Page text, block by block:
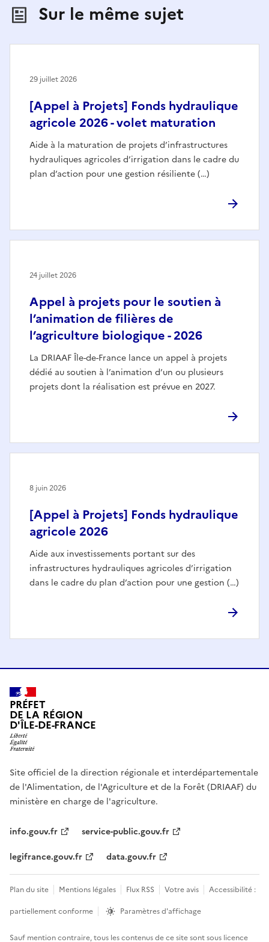
Sur le même sujet
[Appel à Projets] Fonds hydraulique
agricole 2026 - volet maturation
Aide à la maturation de projets d’infrastructures
hydrauliques agricoles d’irrigation dans le cadre du
plan d’action pour une gestion résiliente (…)
29 juillet 2026
Appel à projets pour le soutien à
l’animation de filières de
l’agriculture biologique - 2026
La DRIAAF Île-de-France lance un appel à projets
dédié au soutien à l’animation d’un ou plusieurs
projets dont la réalisation est prévue en 2027.
24 juillet 2026
[Appel à Projets] Fonds hydraulique
agricole 2026
Aide aux investissements portant sur des
infrastructures hydrauliques agricoles d’irrigation
dans le cadre du plan d’action pour une gestion (…)
8 juin 2026
PRÉFET
DE LA RÉGION
D'ÎLE-DE-FRANCE
Site officiel de la direction régionale et interdépartementale
de l'Alimentation, de l'Agriculture et de la Forêt (DRIAAF) du
ministère en charge de l'agriculture.
info.gouv.fr
service-public.gouv.fr
legifrance.gouv.fr
data.gouv.fr
Plan du site Mentions légales Flux RSS Votre avis
Accessibilité :
partiellement conforme
Paramètres d'affichage
Sauf mention contraire, tous les contenus de ce site sont sous licence